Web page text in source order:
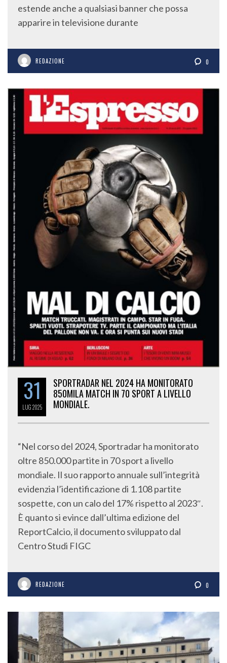
estende anche a qualsiasi banner che possa
apparire in televisione durante
REDAZIONE 0
31
LUG2025
SPORTRADAR NEL 2024 HA MONITORATO
850MILA MATCH IN 70 SPORT A LIVELLO
MONDIALE.
“Nel corso del 2024, Sportradar ha monitorato
oltre 850.000 partite in 70 sport a livello
mondiale. Il suo rapporto annuale sull’integrità
evidenzia l’identificazione di 1.108 partite
sospette, con un calo del 17% rispetto al 2023″.
È quanto si evince dall’ultima edizione del
ReportCalcio, il documento sviluppato dal
Centro Studi FIGC
REDAZIONE 0